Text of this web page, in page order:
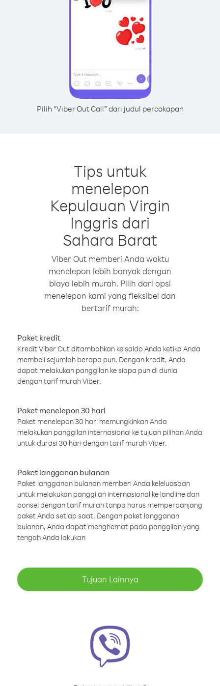
Pilih “Viber Out Call” dari judul percakapan
Tips untuk
menelepon
Kepulauan Virgin
Inggris dari
Sahara Barat
Viber Out memberi Anda waktu
menelepon lebih banyak dengan
biaya lebih murah. Pilih dari opsi
menelepon kami yang fleksibel dan
bertarif murah:
Paket kredit
Kredit Viber Out ditambahkan ke saldo Anda ketika Anda
membeli sejumlah berapa pun. Dengan kredit, Anda
dapat melakukan panggilan ke siapa pun di dunia
dengan tarif murah Viber.
Paket menelepon 30 hari
Paket menelepon 30 hari memungkinkan Anda
melakukan panggilan internasional ke tujuan pilihan Anda
untuk durasi 30 hari dengan tarif murah Viber.
Paket langganan bulanan
Paket langganan bulanan memberi Anda keleluasaan
untuk melakukan panggilan internasional ke landline dan
ponsel dengan tarif murah tanpa harus memperpanjang
paket Anda setiap saat. Dengan paket langganan
bulanan, Anda dapat menghemat pada panggilan yang
tengah Anda lakukan
Tujuan Lainnya